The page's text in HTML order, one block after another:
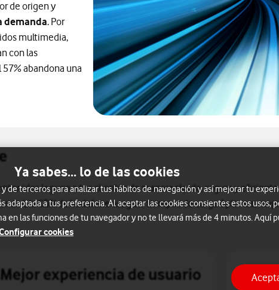
de origen y
demanda. Por
multimedia,
con las
abandona una
leguen a tus clientes de manera rápida, segura y
la CDN de Vodafone asegura tiempos de carga óptimos,
Mejor experiencia de usuario
Ya sabes... lo de las cookies
de terceros para analizar tus hábitos de navegación y así mejorar tu
adaptada a tus preferencia. Al aceptar las cookies consientes estos usos,
en las funciones de tu navegador y no te llevará más de 4 minutos. Aquí
cookies